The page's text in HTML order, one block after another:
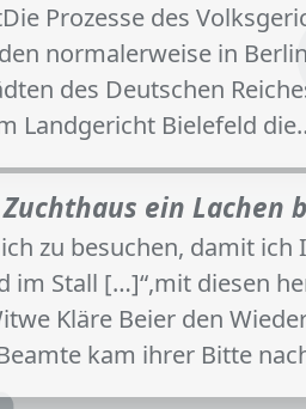
Prozesse des
normalerweise in
des Deutschen
Landgericht Bielefeld
ein Lachen
zu besuchen, damit
Stall […]“,mit diesen
Kläre Beier den
kam ihrer Bitte